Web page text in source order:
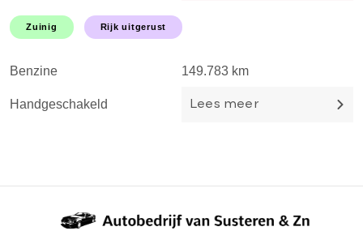
Keyless l Parkeerhulp l
Trekhaak l TOPSTAAT!
Zuinig Rijk uitgerust
Benzine 149.783 km
Handgeschakeld Lees meer